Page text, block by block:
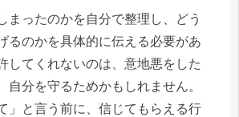
まったのかを自分で整理し、どう
るのかを具体的に伝える必要があ
してくれないのは、意地悪をした
自分を守るためかもしれません。
」と言う前に、信じてもらえる行